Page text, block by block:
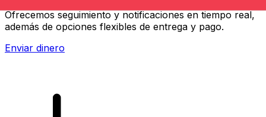
Ofrecemos seguimiento y notificaciones en tiempo real,
además de opciones flexibles de entrega y pago.
Enviar dinero